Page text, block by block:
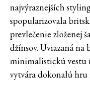
najvýraznejších
spopularizovala
prevlečenie zloženej
džínsov. Uviazaná
minimalistickú vestu
vytvára dokonalú